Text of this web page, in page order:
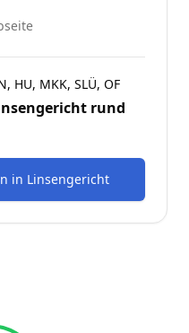
HU, MKK, SLÜ, OF
rund
in Linsengericht